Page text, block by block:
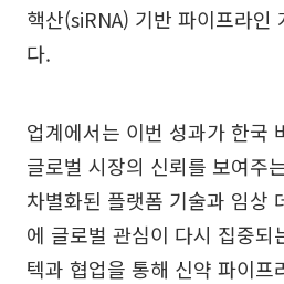
핵산(siRNA) 기반 파이프라인
다.
업계에서는 이번 성과가 한국
글로벌 시장의 신뢰를 보여주
차별화된 플랫폼 기술과 임상
에 글로벌 관심이 다시 집중되
텍과 협업을 통해 신약 파이프